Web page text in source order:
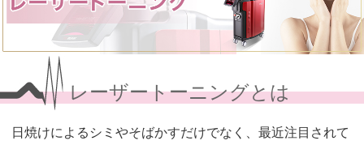
レーザートーニングとは
日焼けによるシミやそばかすだけでなく、最近注目されて